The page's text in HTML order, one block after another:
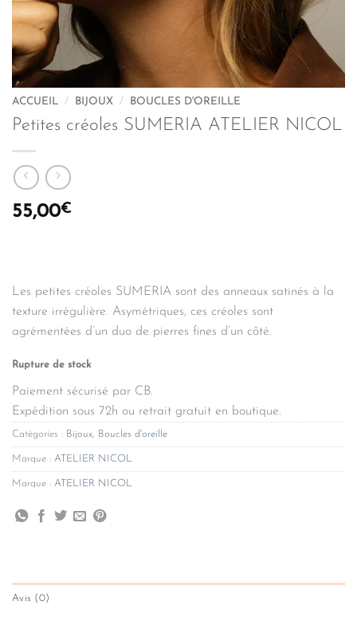
ACCUEIL / BIJOUX / BOUCLES D'OREILLE
Petites créoles SUMERIA ATELIER NICOL
55,00€
Les petites créoles SUMERIA sont des anneaux satinés à la
texture irrégulière. Asymétriques, ces créoles sont
agrémentées d’un duo de pierres fines d’un côté.
Rupture de stock
Paiement sécurisé par CB.
Expédition sous 72h ou retrait gratuit en boutique.
Catégories : Bijoux, Boucles d'oreille
Marque : ATELIER NICOL
Marque : ATELIER NICOL
Avis (0)